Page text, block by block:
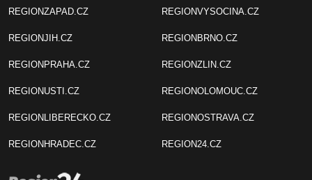
REGIONZAPAD.CZ
REGIONJIH.CZ
REGIONPRAHA.CZ
REGIONUSTI.CZ
REGIONLIBERECKO.CZ
REGIONHRADEC.CZ
REGIONVYSOCINA.CZ
REGIONBRNO.CZ
REGIONZLIN.CZ
REGIONOLOMOUC.CZ
REGIONOSTRAVA.CZ
REGION24.CZ